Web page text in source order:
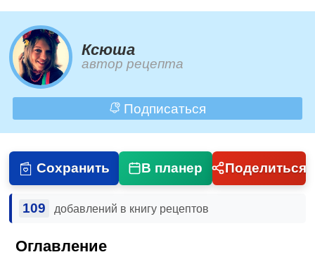
Ксюша
автор рецепта
Подписаться
Сохранить В планер Поделиться
109 добавлений в книгу рецептов
Оглавление